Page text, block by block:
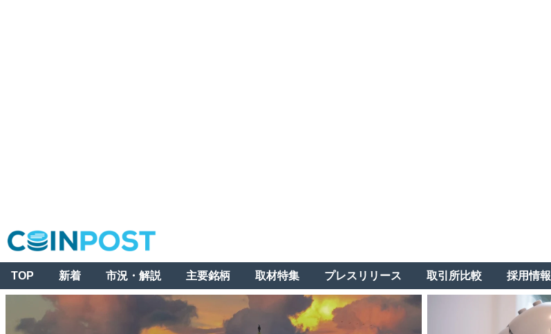
TOP 新着 市況・解説 主要銘柄 取材特集 プレスリリース 取引所比較 採用情報